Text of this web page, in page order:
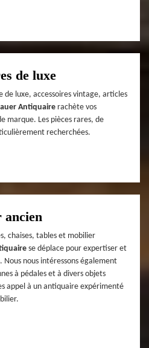
de luxe
luxe, accessoires vintage, articles
Antiquaire rachète vos
marque. Les pièces rares, de
recherchées.
ancien
chaises, tables et mobilier
se déplace pour expertiser et
nous intéressons également
à pédales et à divers objets
appel à un antiquaire expérimenté